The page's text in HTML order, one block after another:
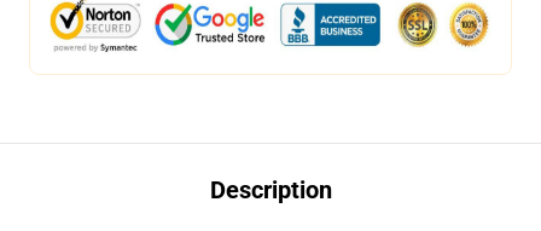
Description